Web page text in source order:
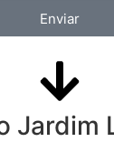
Enviar
Jardim